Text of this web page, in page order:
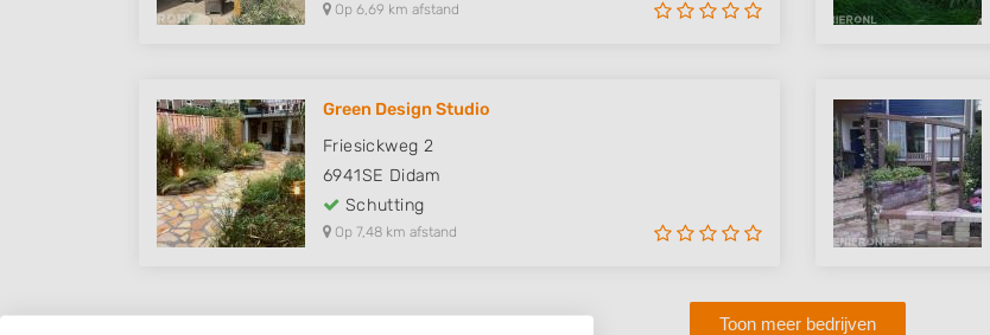
Op 6,69 km afstand
Green Design Studio
Friesickweg 2
6941SE Didam
Schutting
Op 7,48 km afstand
Toon meer bedrijven